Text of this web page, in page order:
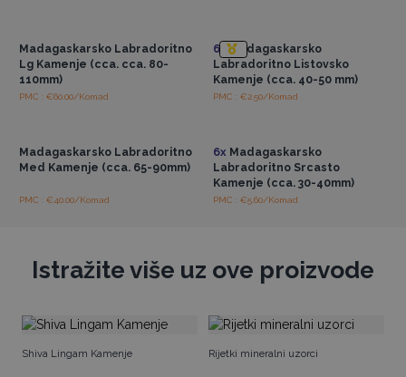
vašu ponudu.
Madagaskarsko Labradoritno
Lg Kamenje (cca. cca. 80-
110mm)
PMC : €60.00/Komad
6x Madagaskarsko
Labradoritno Listovsko
Kamenje (cca. 40-50 mm)
PMC : €2.50/Komad
Madagaskarsko Labradoritno
Med Kamenje (cca. 65-90mm)
PMC : €40.00/Komad
6x Madagaskarsko
Labradoritno Srcasto
Kamenje (cca. 30-40mm)
PMC : €5.60/Komad
Istražite više uz ove proizvode
Shiva Lingam Kamenje Rijetki mineralni uzorci